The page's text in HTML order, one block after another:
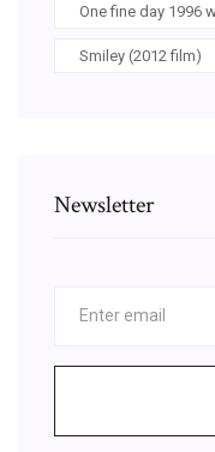
One fine day 1996
Smiley (2012 film)
Newsletter